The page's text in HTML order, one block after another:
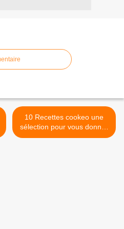
10 Recettes cookeo une
sélection pour vous donner
des idées >